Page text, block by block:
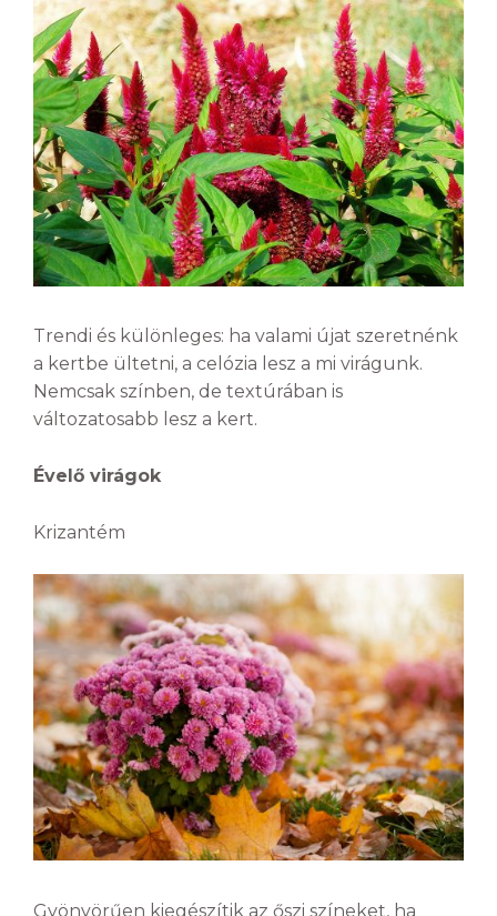
Trendi és különleges: ha valami újat szeretnénk
a kertbe ültetni, a celózia lesz a mi virágunk.
Nemcsak színben, de textúrában is
változatosabb lesz a kert.
Évelő virágok
Krizantém
Gyönyörűen kiegészítik az őszi színeket, ha